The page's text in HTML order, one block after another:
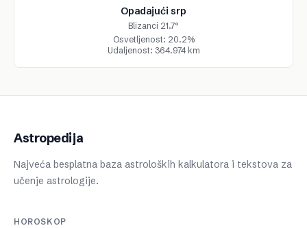
Opadajući srp
Blizanci 21.7°
Osvetljenost: 20.2%
Udaljenost: 364.974 km
Astropedija
Najveća besplatna baza astroloških kalkulatora i tekstova za
učenje astrologije.
HOROSKOP